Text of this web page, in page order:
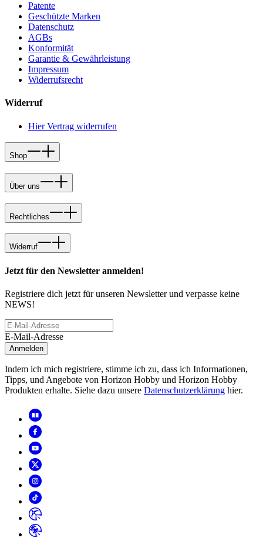
Patente
Geschützte Marken
Datenschutz
AGBs
Konformität
Garantie & Gewährleistung
Impressum
Widerrufsrecht
Widerruf
Hier Vertrag widerrufen
Shop
Über uns
Rechtliches
Widerruf
Jetzt für den Newsletter anmelden!
Registriere dich jetzt für unseren Newsletter und verpasse keine
NEWS!
E-Mail-Adresse
Anmelden
Indem ich mich registriere, stimme ich zu, dass ich Informationen,
Tipps, und Angebote von Horizon Hobby und Horizon Hobby
Produkten erhalte. Siehe dazu unsere Datenschutzerklärung hier.